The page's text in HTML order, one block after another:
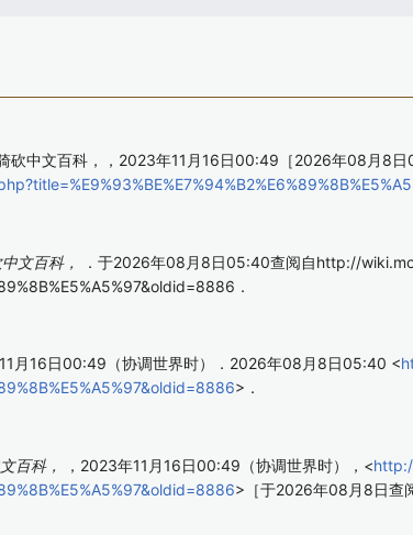
砍中文百科，，2023年11月16日00:49［2026年08月8日
文百科，
．于2026年08月8日05:40查阅自http://
．
月16日00:49（协调世界时）．2026年08月8日05:40 <
>．
百科， ，2023年11月16日00:49（协调世界时），<
>［于2026年08月8日查